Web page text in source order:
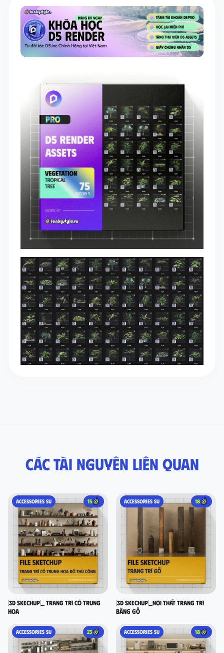
Các tài nguyên liên quan
ACCESSORIES SU 15
[3D SKECHUP]_ Trang trí cổ Trung
Hoa
ACCESSORIES SU 18
[3D SKECHUP]_Nội thất trang trí
bằng gỗ
ACCESSORIES SU 23 ACCESSORIES SU 18